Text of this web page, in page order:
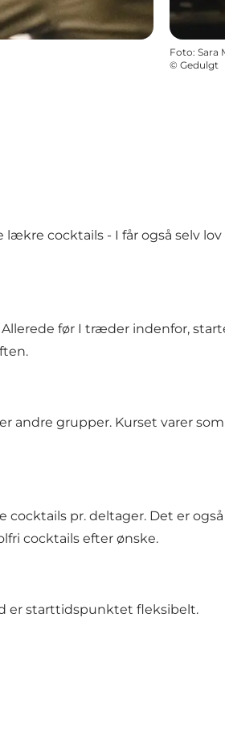
Foto: Sara
© Gedulgt
cocktails - I får også selv
før I træder indenfor,
andre grupper. Kurset varer
cocktails pr. deltager. Det er
cocktails efter ønske.
er starttidspunktet fleksibelt.